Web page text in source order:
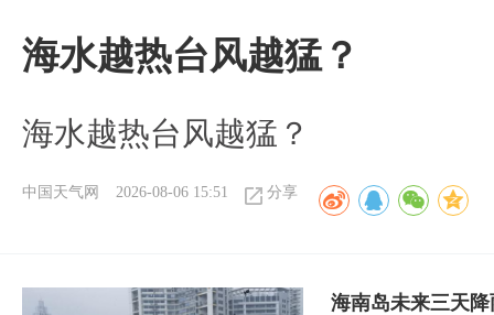
海水越热台风越猛？
海水越热台风越猛？
中国天气网 2026-08-06 15:51 分享
海南岛未来三天